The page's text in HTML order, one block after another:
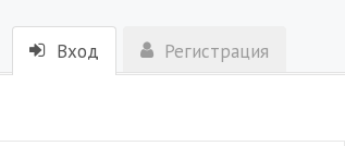
Вход Регистрация